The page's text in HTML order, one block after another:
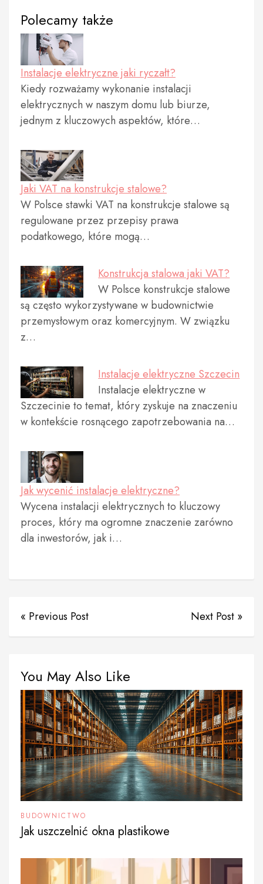
Polecamy także
Instalacje elektryczne jaki ryczałt?
Kiedy rozważamy wykonanie instalacji
elektrycznych w naszym domu lub biurze,
jednym z kluczowych aspektów, które…
Jaki VAT na konstrukcje stalowe?
W Polsce stawki VAT na konstrukcje stalowe są
regulowane przez przepisy prawa
podatkowego, które mogą…
Konstrukcja stalowa jaki VAT?
W Polsce konstrukcje stalowe
są często wykorzystywane w budownictwie
przemysłowym oraz komercyjnym. W związku
z…
Instalacje elektryczne Szczecin
Instalacje elektryczne w
Szczecinie to temat, który zyskuje na znaczeniu
w kontekście rosnącego zapotrzebowania na…
Jak wycenić instalacje elektryczne?
Wycena instalacji elektrycznych to kluczowy
proces, który ma ogromne znaczenie zarówno
dla inwestorów, jak i…
« Previous Post Next Post »
You May Also Like
BUDOWNICTWO
Jak uszczelnić okna plastikowe